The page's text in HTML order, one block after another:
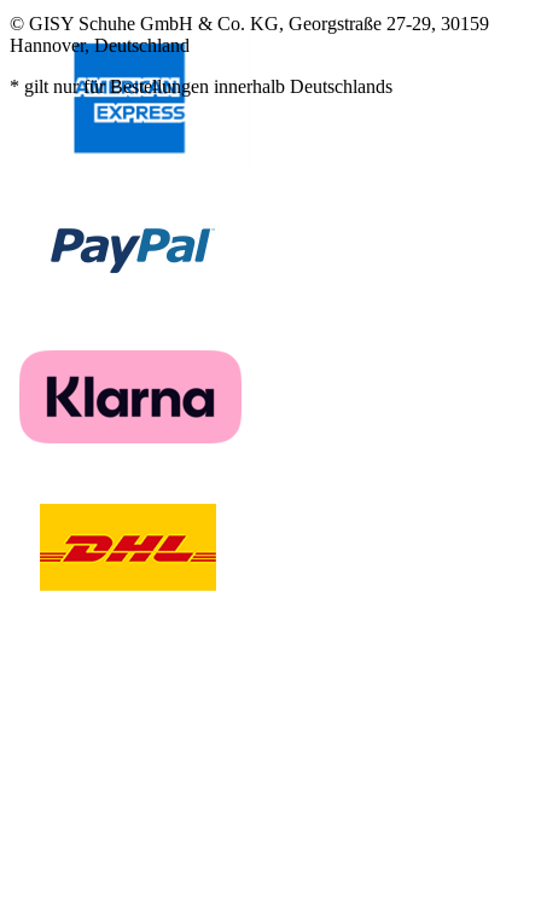
© GISY Schuhe GmbH & Co. KG, Georgstraße 27-29, 30159
Hannover, Deutschland
* gilt nur für Bestellungen innerhalb Deutschlands